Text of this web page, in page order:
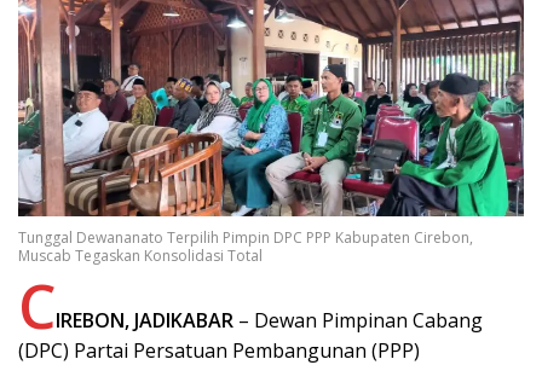
Tunggal Dewananato Terpilih Pimpin DPC PPP Kabupaten Cirebon,
Muscab Tegaskan Konsolidasi Total
CIREBON, JADIKABAR – Dewan Pimpinan Cabang
(DPC) Partai Persatuan Pembangunan (PPP)